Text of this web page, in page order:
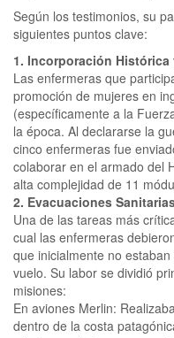
Según los testimonios, su
siguientes puntos clave:
1. Incorporación
Las enfermeras que
promoción de mujeres en
(específicamente a la
la época. Al declararse la
cinco enfermeras fue
colaborar en el armado del
alta complejidad de 11
2. Evacuaciones
Una de las tareas más
cual las enfermeras
que inicialmente no
vuelo. Su labor se dividió
misiones:
En aviones Merlin:
dentro de la costa